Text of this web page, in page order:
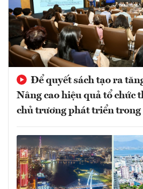
Để quyết sách tạo ra
Nâng cao hiệu quả tổ chức
chủ trương phát triển